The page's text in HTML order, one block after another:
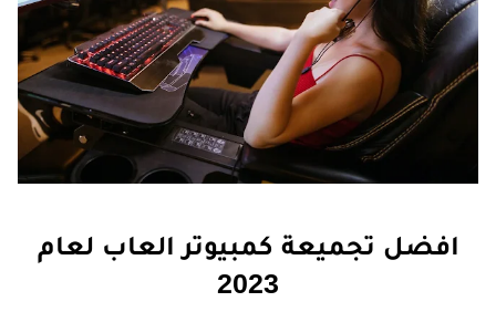
افضل تجميعة كمبيوتر العاب لعام
2023